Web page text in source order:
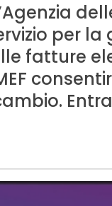
per la
fatture